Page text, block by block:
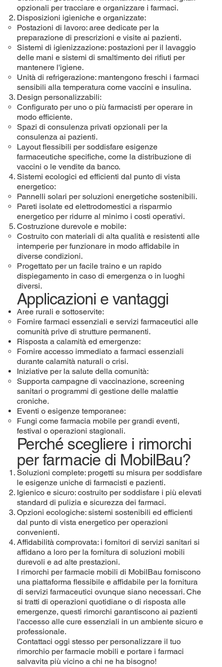
opzionali per tracciare e organizzare i farmaci.
Disposizioni igieniche e organizzate:
Postazioni di lavoro: aree dedicate per la
preparazione di prescrizioni e visite ai pazienti.
Sistemi di igienizzazione: postazioni per il lavaggio
delle mani e sistemi di smaltimento dei rifiuti per
mantenere l'igiene.
Unità di refrigerazione: mantengono freschi i farmaci
sensibili alla temperatura come vaccini e insulina.
Design personalizzabili:
Configurato per uno o più farmacisti per operare in
modo efficiente.
Spazi di consulenza privati ​​opzionali per la
consulenza ai pazienti.
Layout flessibili per soddisfare esigenze
farmaceutiche specifiche, come la distribuzione di
vaccini o le vendite da banco.
Sistemi ecologici ed efficienti dal punto di vista
energetico:
Pannelli solari per soluzioni energetiche sostenibili.
Pareti isolate ed elettrodomestici a risparmio
energetico per ridurre al minimo i costi operativi.
Costruzione durevole e mobile:
Costruito con materiali di alta qualità e resistenti alle
intemperie per funzionare in modo affidabile in
diverse condizioni.
Progettato per un facile traino e un rapido
dispiegamento in caso di emergenza o in luoghi
diversi.
Applicazioni e vantaggi
Aree rurali e sottoservite:
Fornire farmaci essenziali e servizi farmaceutici alle
comunità prive di strutture permanenti.
Risposta a calamità ed emergenze:
Fornire accesso immediato a farmaci essenziali
durante calamità naturali o crisi.
Iniziative per la salute della comunità:
Supporta campagne di vaccinazione, screening
sanitari o programmi di gestione delle malattie
croniche.
Eventi o esigenze temporanee:
Fungi come farmacia mobile per grandi eventi,
festival o operazioni stagionali.
Perché scegliere i rimorchi
per farmacie di MobilBau?
Soluzioni complete: progetti su misura per soddisfare
le esigenze uniche di farmacisti e pazienti.
Igienico e sicuro: costruito per soddisfare i più elevati
standard di pulizia e sicurezza dei farmaci.
Opzioni ecologiche: sistemi sostenibili ed efficienti
dal punto di vista energetico per operazioni
convenienti.
Affidabilità comprovata: i fornitori di servizi sanitari si
affidano a loro per la fornitura di soluzioni mobili
durevoli e ad alte prestazioni.
I rimorchi per farmacie mobili di MobilBau forniscono
una piattaforma flessibile e affidabile per la fornitura
di servizi farmaceutici ovunque siano necessari. Che
si tratti di operazioni quotidiane o di risposta alle
emergenze, questi rimorchi garantiscono ai pazienti
l'accesso alle cure essenziali in un ambiente sicuro e
professionale.
Contattaci oggi stesso per personalizzare il tuo
rimorchio per farmacie mobili e portare i farmaci
salvavita più vicino a chi ne ha bisogno!